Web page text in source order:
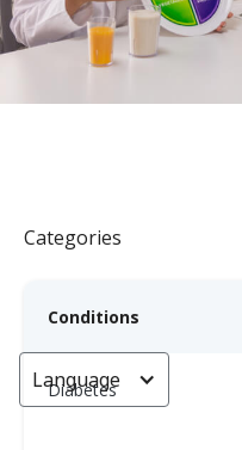
Categories
Conditions
Diabetes
Language